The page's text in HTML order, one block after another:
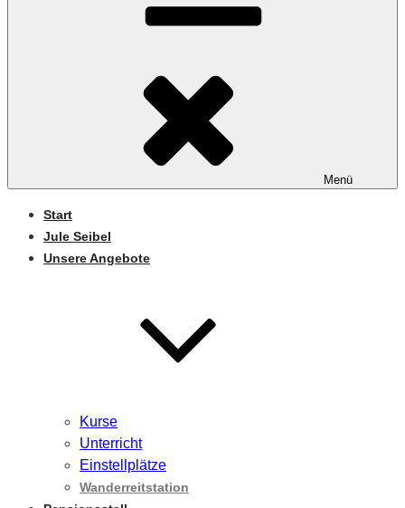
Menü
Start
Jule Seibel
Unsere Angebote
Kurse
Unterricht
Einstellplätze
Wanderreitstation